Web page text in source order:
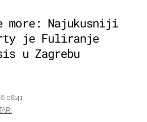
more: Najukusniji
je Fuliranje
u Zagrebu
08:41